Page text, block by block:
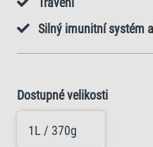
Silný imunitní systém
Dostupné velikosti
1L / 370g